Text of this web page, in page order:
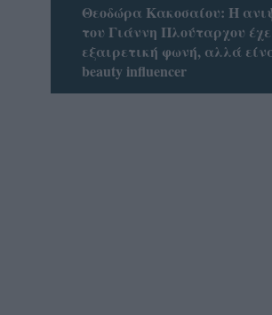
Θεοδώρα Κακοσαίου: Η
του Γιάννη Πλούταρχου
εξαιρετική φωνή, αλλά
beauty influencer